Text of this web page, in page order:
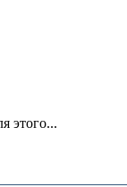
этого...